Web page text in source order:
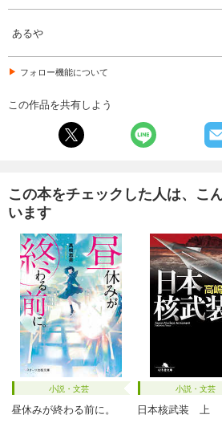
あるや
フォロー機能について
この作品を共有しよう
この本をチェックした人は、こ
います
小説・文芸
昼休みが終わる前に。
小説・文芸
日本核武装 上